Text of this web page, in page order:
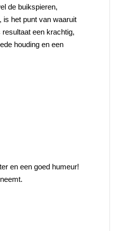
de buikspieren,
is het punt van waaruit
een krachtig,
houding en een
en een goed humeur!